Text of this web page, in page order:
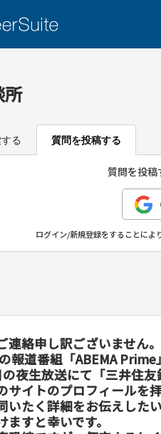
所
る 質問を投稿する
質問を投稿
ログイン/新規登録をすることによ
連絡申し訳ございません。
報道番組「ABEMA Prime
夜生放送にて「三井住
サイトのプロフィールを
いたく詳細をお伝えした
ますと幸いです。